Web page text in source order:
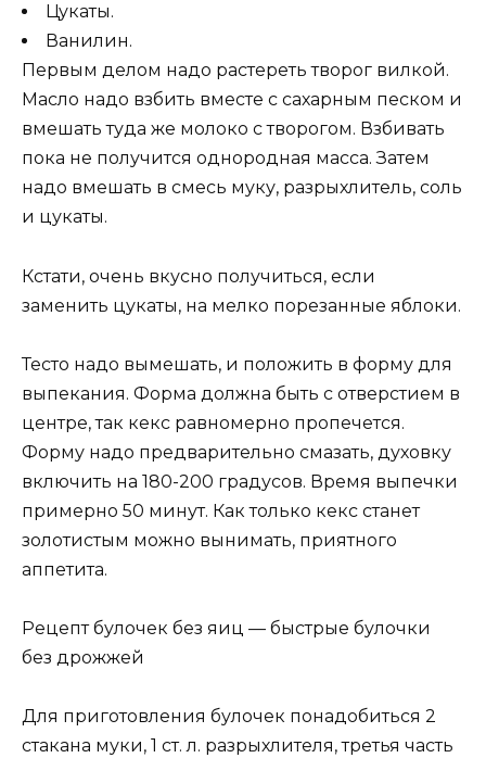
Цукаты.
Ванилин.
Первым делом надо растереть творог вилкой.
Масло надо взбить вместе с сахарным песком и
вмешать туда же молоко с творогом. Взбивать
пока не получится однородная масса. Затем
надо вмешать в смесь муку, разрыхлитель, соль
и цукаты.
Кстати, очень вкусно получиться, если
заменить цукаты, на мелко порезанные яблоки.
Тесто надо вымешать, и положить в форму для
выпекания. Форма должна быть с отверстием в
центре, так кекс равномерно пропечется.
Форму надо предварительно смазать, духовку
включить на 180-200 градусов. Время выпечки
примерно 50 минут. Как только кекс станет
золотистым можно вынимать, приятного
аппетита.
Рецепт булочек без яиц — быстрые булочки
без дрожжей
Для приготовления булочек понадобиться 2
стакана муки, 1 ст. л. разрыхлителя, третья часть